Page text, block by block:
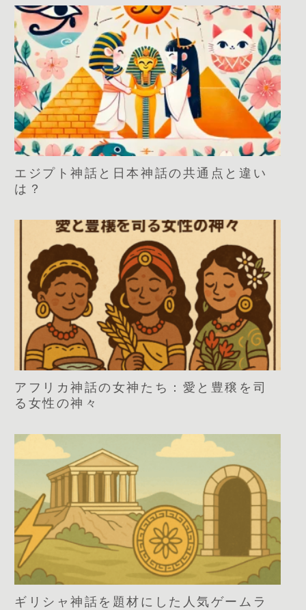
エジプト神話と日本神話の共通点と違い
は？
アフリカ神話の女神たち：愛と豊穣を司
る女性の神々
ギリシャ神話を題材にした人気ゲームラ